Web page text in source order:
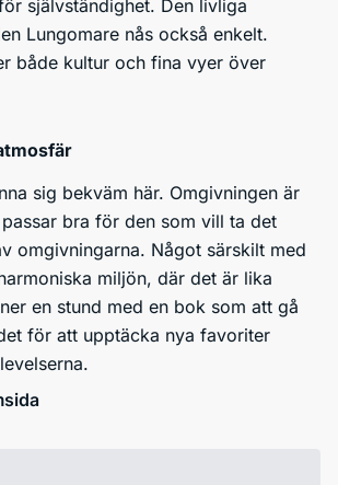
självständighet. Den livliga
Lungomare nås också enkelt.
både kultur och fina vyer över
sig bekväm här. Omgivningen är
bra för den som vill ta det
omgivningarna. Något särskilt med
miljön, där det är lika
en stund med en bok som att gå
för att upptäcka nya favoriter